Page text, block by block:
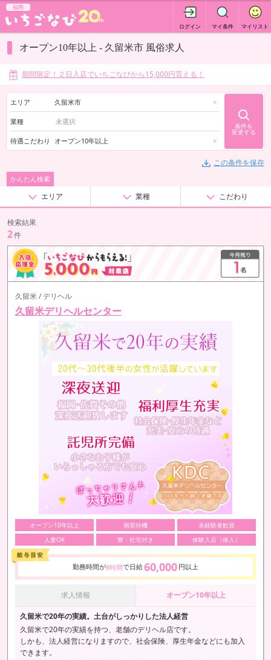
福岡
ログイン マイ条件 マイリスト
オープン10年以上 - 久留米市 風俗求人
期間限定！２日入店でいちごなびから15,000円貰える！
エリア 久留米市 ×
業種
待遇こだわり オープン10年以上 ×
条件を
変更する
この条件を保存
かんたん検索
エリア 業種 こだわり
検索結果
2件
久留米 / デリヘル
久留米デリヘルセンター
オープン10年以上 個室待機
未経験者歓迎
人妻OK
寮・社宅付き 体験入店（体入）
勤務時間が8時間で日給60,000 円以上
求人情報 オープン10年以上
久留米で20年の実績。土台がしっかりした法人経営
久留米で20年の実績を持つ、老舗のデリヘル店です。
しかも、法人経営になりますので、社会保険、厚生年金などにも加入
できます。